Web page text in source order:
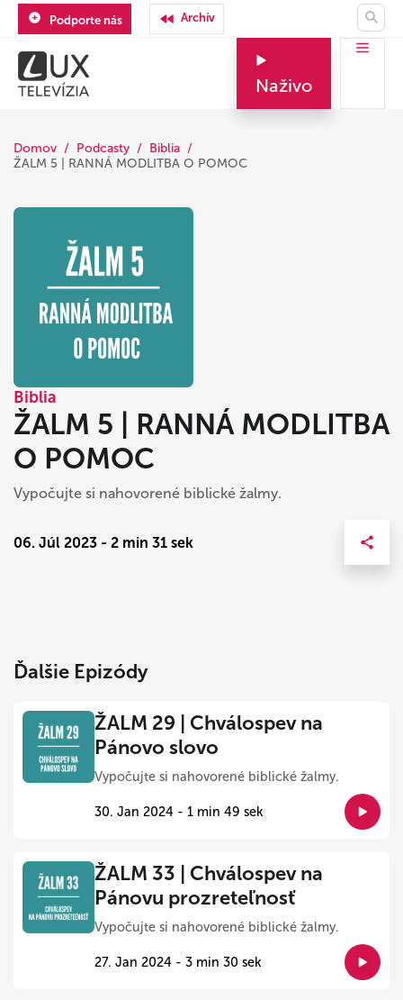
Podporte nás Archív
Naživo
Domov Podcasty
Biblia
ŽALM 5 | RANNÁ MODLITBA O POMOC
Biblia
ŽALM 5 | RANNÁ MODLITBA
O POMOC
Vypočujte si nahovorené biblické žalmy.
06. Júl 2023 - 2 min 31 sek
Ďalšie Epizódy
ŽALM 29 | Chválospev na
Pánovo slovo
Vypočujte si nahovorené biblické žalmy.
30. Jan 2024 - 1 min 49 sek
ŽALM 33 | Chválospev na
Pánovu prozreteľnosť
Vypočujte si nahovorené biblické žalmy.
27. Jan 2024 - 3 min 30 sek